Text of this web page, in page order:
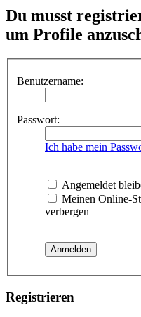
Du musst
um Profile
Benutzername:
Passwort:
Ich habe mein
Angemeldet
Meinen Online-
verbergen
Registrieren